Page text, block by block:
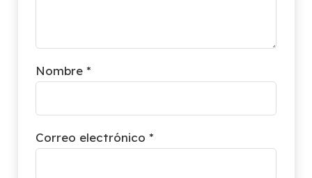
Nombre *
Correo electrónico *